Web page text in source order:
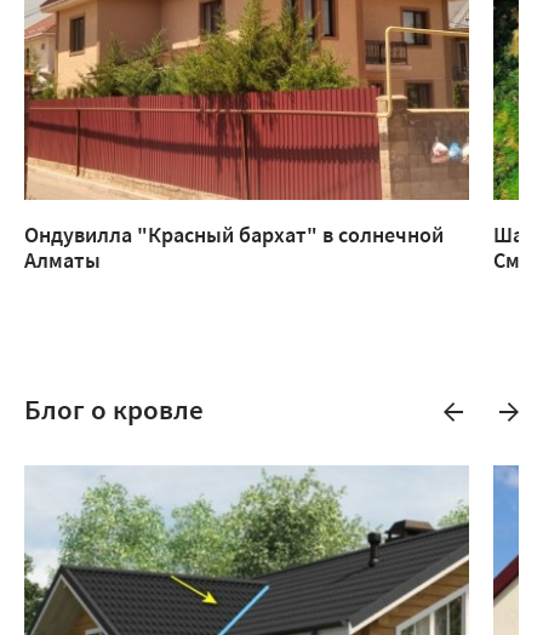
Ондувилла "Красный бархат" в солнечной
Алматы
Блог о кровле